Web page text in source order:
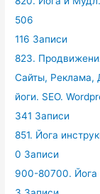
506
116 Записи
823.
Сайты, Реклама,
йоги. SEO.
341 Записи
851. Йога
0 Записи
900-80700. Йога